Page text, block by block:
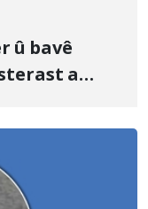
û bavê
a